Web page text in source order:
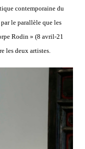
contemporaine du
le parallèle que les
Rodin » (8 avril-21
les deux artistes.